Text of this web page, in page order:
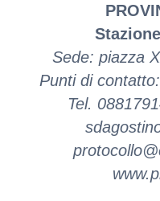
Sede: piazza
Punti di
Tel.